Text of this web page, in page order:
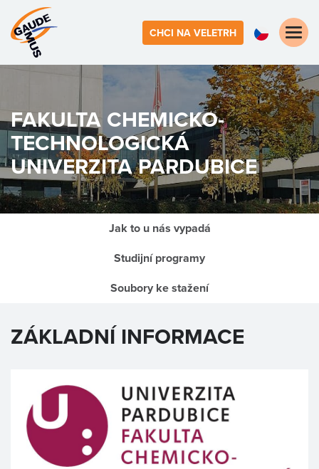
CHCI NA VELETRH
Toggle
FAKULTA CHEMICKO-
TECHNOLOGICKÁ
UNIVERZITA PARDUBICE
Jak to u nás vypadá
Studijní programy
Soubory ke stažení
ZÁKLADNÍ INFORMACE